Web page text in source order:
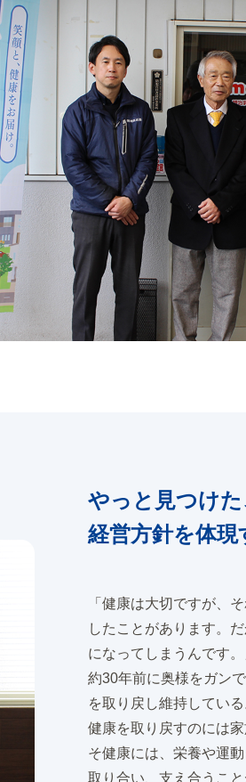
やっと見つけた
経営方針を体現
「健康は大切ですが、
したことがあります。
になってしまうんです
約30年前に奥様をガン
を取り戻し維持している
健康を取り戻すのには
そ健康には、栄養や運
取り合い、支え合うこ